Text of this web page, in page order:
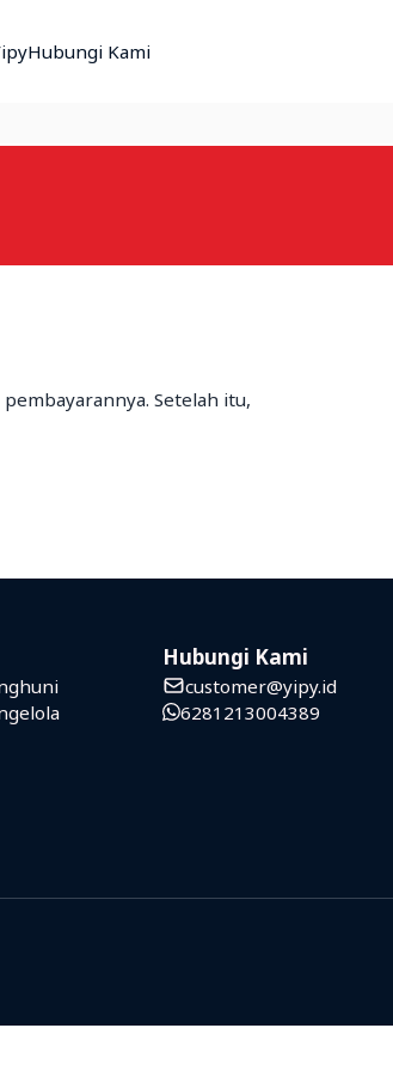
Hubungi Kami
Setelah itu,
Hubungi Kami
customer@yipy.id
6281213004389